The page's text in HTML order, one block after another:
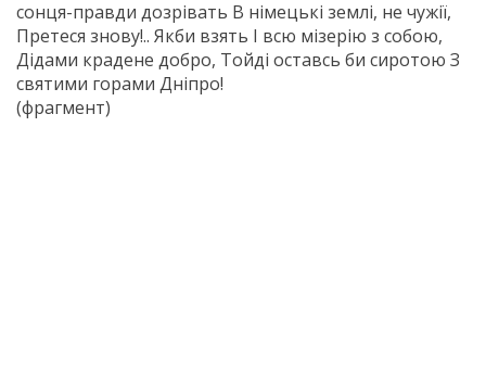
сонця-правди дозрівать В німецькі землі, не чужії,
Претеся знову!.. Якби взять І всю мізерію з собою,
Дідами крадене добро, Тойді оставсь би сиротою З
святими горами Дніпро!
(фрагмент)